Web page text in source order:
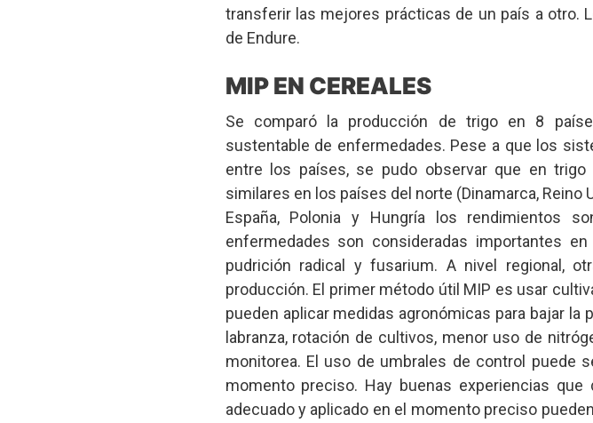
transferir las mejores prácticas de un país a otro.
de Endure.
MIP EN CEREALES
Se comparó la producción de trigo en 8
sustentable de enfermedades. Pese a que los
entre los países, se pudo observar que en
similares en los países del norte (Dinamarca, Reino
España, Polonia y Hungría los rendimientos
enfermedades son consideradas importantes
pudrición radical y fusarium. A nivel regional,
producción. El primer método útil MIP es usar
pueden aplicar medidas agronómicas para bajar la
labranza, rotación de cultivos, menor uso de
monitorea. El uso de umbrales de control puede
momento preciso. Hay buenas experiencias
adecuado y aplicado en el momento preciso